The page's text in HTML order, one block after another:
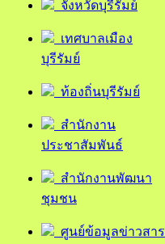
จังหวัดบุรีรัมย์
เทศบาลเมือง
บุรีรัมย์
ท้องถิ่นบุรีรัมย์
สำนักงาน
ประชาสัมพันธ์
สำนักงานพัฒนา
ชุมชน
ศูนย์ข้อมูลข่าวสาร